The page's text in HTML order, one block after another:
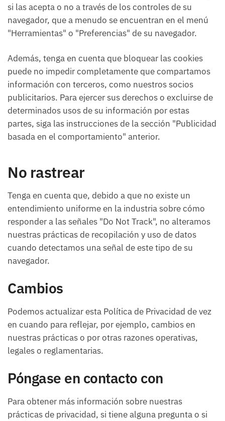
si las acepta o no a través de los controles de su
navegador, que a menudo se encuentran en el menú
"Herramientas" o "Preferencias" de su navegador.
Además, tenga en cuenta que bloquear las cookies
puede no impedir completamente que compartamos
información con terceros, como nuestros socios
publicitarios. Para ejercer sus derechos o excluirse de
determinados usos de su información por estas
partes, siga las instrucciones de la sección "Publicidad
basada en el comportamiento" anterior.
No rastrear
Tenga en cuenta que, debido a que no existe un
entendimiento uniforme en la industria sobre cómo
responder a las señales "Do Not Track", no alteramos
nuestras prácticas de recopilación y uso de datos
cuando detectamos una señal de este tipo de su
navegador.
Cambios
Podemos actualizar esta Política de Privacidad de vez
en cuando para reflejar, por ejemplo, cambios en
nuestras prácticas o por otras razones operativas,
legales o reglamentarias.
Póngase en contacto con
Para obtener más información sobre nuestras
prácticas de privacidad, si tiene alguna pregunta o si